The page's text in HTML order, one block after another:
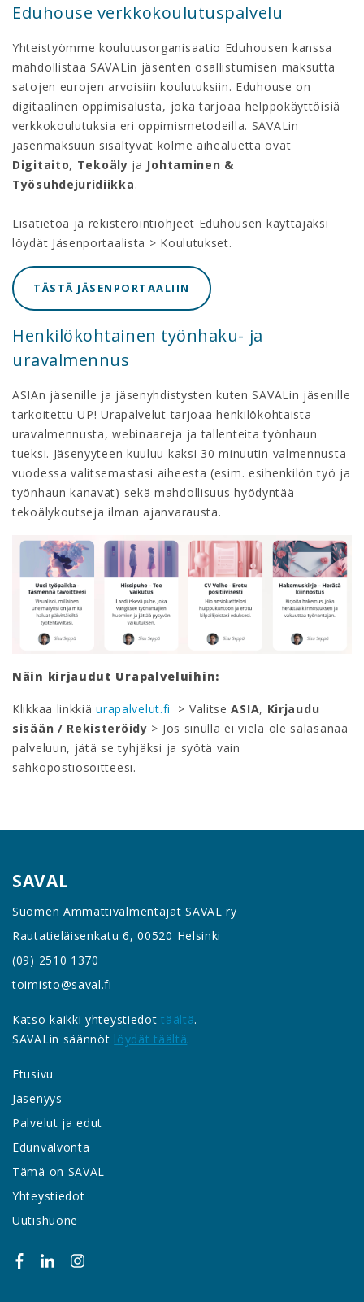
Eduhouse verkkokoulutuspalvelu
Yhteistyömme koulutusorganisaatio Eduhousen kanssa
mahdollistaa SAVALin jäsenten osallistumisen maksutta
satojen eurojen arvoisiin koulutuksiin. Eduhouse on
digitaalinen oppimisalusta, joka tarjoaa helppokäyttöisiä
verkkokoulutuksia eri oppimismetodeilla. SAVALin
jäsenmaksuun sisältyvät kolme aihealuetta ovat
Digitaito, Tekoäly ja Johtaminen &
Työsuhdejuridiikka.
Lisätietoa ja rekisteröintiohjeet Eduhousen käyttäjäksi
löydät Jäsenportaalista > Koulutukset.
TÄSTÄ JÄSENPORTAALIIN
Henkilökohtainen työnhaku- ja
uravalmennus
ASIAn jäsenille ja jäsenyhdistysten kuten SAVALin jäsenille
tarkoitettu UP! Urapalvelut tarjoaa henkilökohtaista
uravalmennusta, webinaareja ja tallenteita työnhaun
tueksi. Jäsenyyteen kuuluu kaksi 30 minuutin valmennusta
vuodessa valitsemastasi aiheesta (esim. esihenkilön työ ja
työnhaun kanavat) sekä mahdollisuus hyödyntää
tekoälykoutseja ilman ajanvarausta.
Näin kirjaudut Urapalveluihin:
Klikkaa linkkiäurapalvelut.fi > ValitseASIA, Kirjaudu
sisään / Rekisteröidy > Jos sinulla ei vielä ole salasanaa
palveluun, jätä se tyhjäksi ja syötä vain
sähköpostiosoitteesi.
SAVAL
Suomen Ammattivalmentajat SAVAL ry
Rautatieläisenkatu 6, 00520 Helsinki
(09) 2510 1370
toimisto@saval.fi
Katso kaikki yhteystiedottäältä.
SAVALin säännöt löydät täältä.
Etusivu
Jäsenyys
Palvelut ja edut
Edunvalvonta
Tämä on SAVAL
Yhteystiedot
Uutishuone